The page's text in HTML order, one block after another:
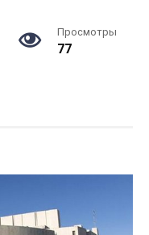
Просмотры
77